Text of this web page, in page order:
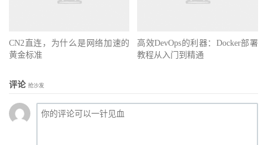
CN2直连，为什么是网络加速的
黄金标准
高效DevOps的利器：Docker部署
教程从入门到精通
评论 抢沙发